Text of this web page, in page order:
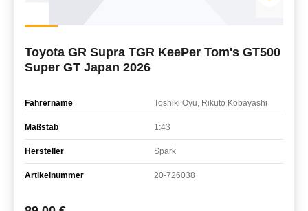
Toyota GR Supra TGR KeePer Tom's GT500
Super GT Japan 2026
Fahrername Toshiki Oyu, Rikuto Kobayashi
Maßstab 1:43
Hersteller Spark
Artikelnummer 20-726038